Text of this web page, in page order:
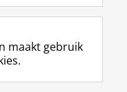
L
i
k
e
R
S
-
f
I
n
t
Y
o
T
maakt gebruik